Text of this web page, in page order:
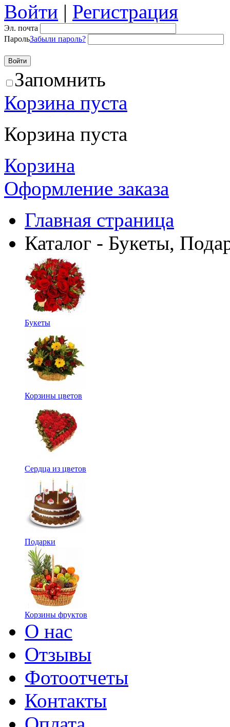
Войти | Регистрация
Эл. почта
ПарольЗабыли пароль?
Запомнить
Корзина пуста
Корзина пуста
Корзина
Оформление заказа
Главная страница
Каталог - Букеты,
Букеты
Корзины цветов
Сердца из цветов
Подарки
Корзины фруктов
О нас
Отзывы
Фотоотчеты
Контакты